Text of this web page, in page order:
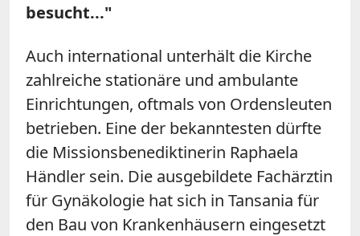
besucht..."
Auch international unterhält die Kirche
zahlreiche stationäre und ambulante
Einrichtungen, oftmals von Ordensleuten
betrieben. Eine der bekanntesten dürfte
die Missionsbenediktinerin Raphaela
Händler sein. Die ausgebildete Fachärztin
für Gynäkologie hat sich in Tansania für
den Bau von Krankenhäusern eingesetzt